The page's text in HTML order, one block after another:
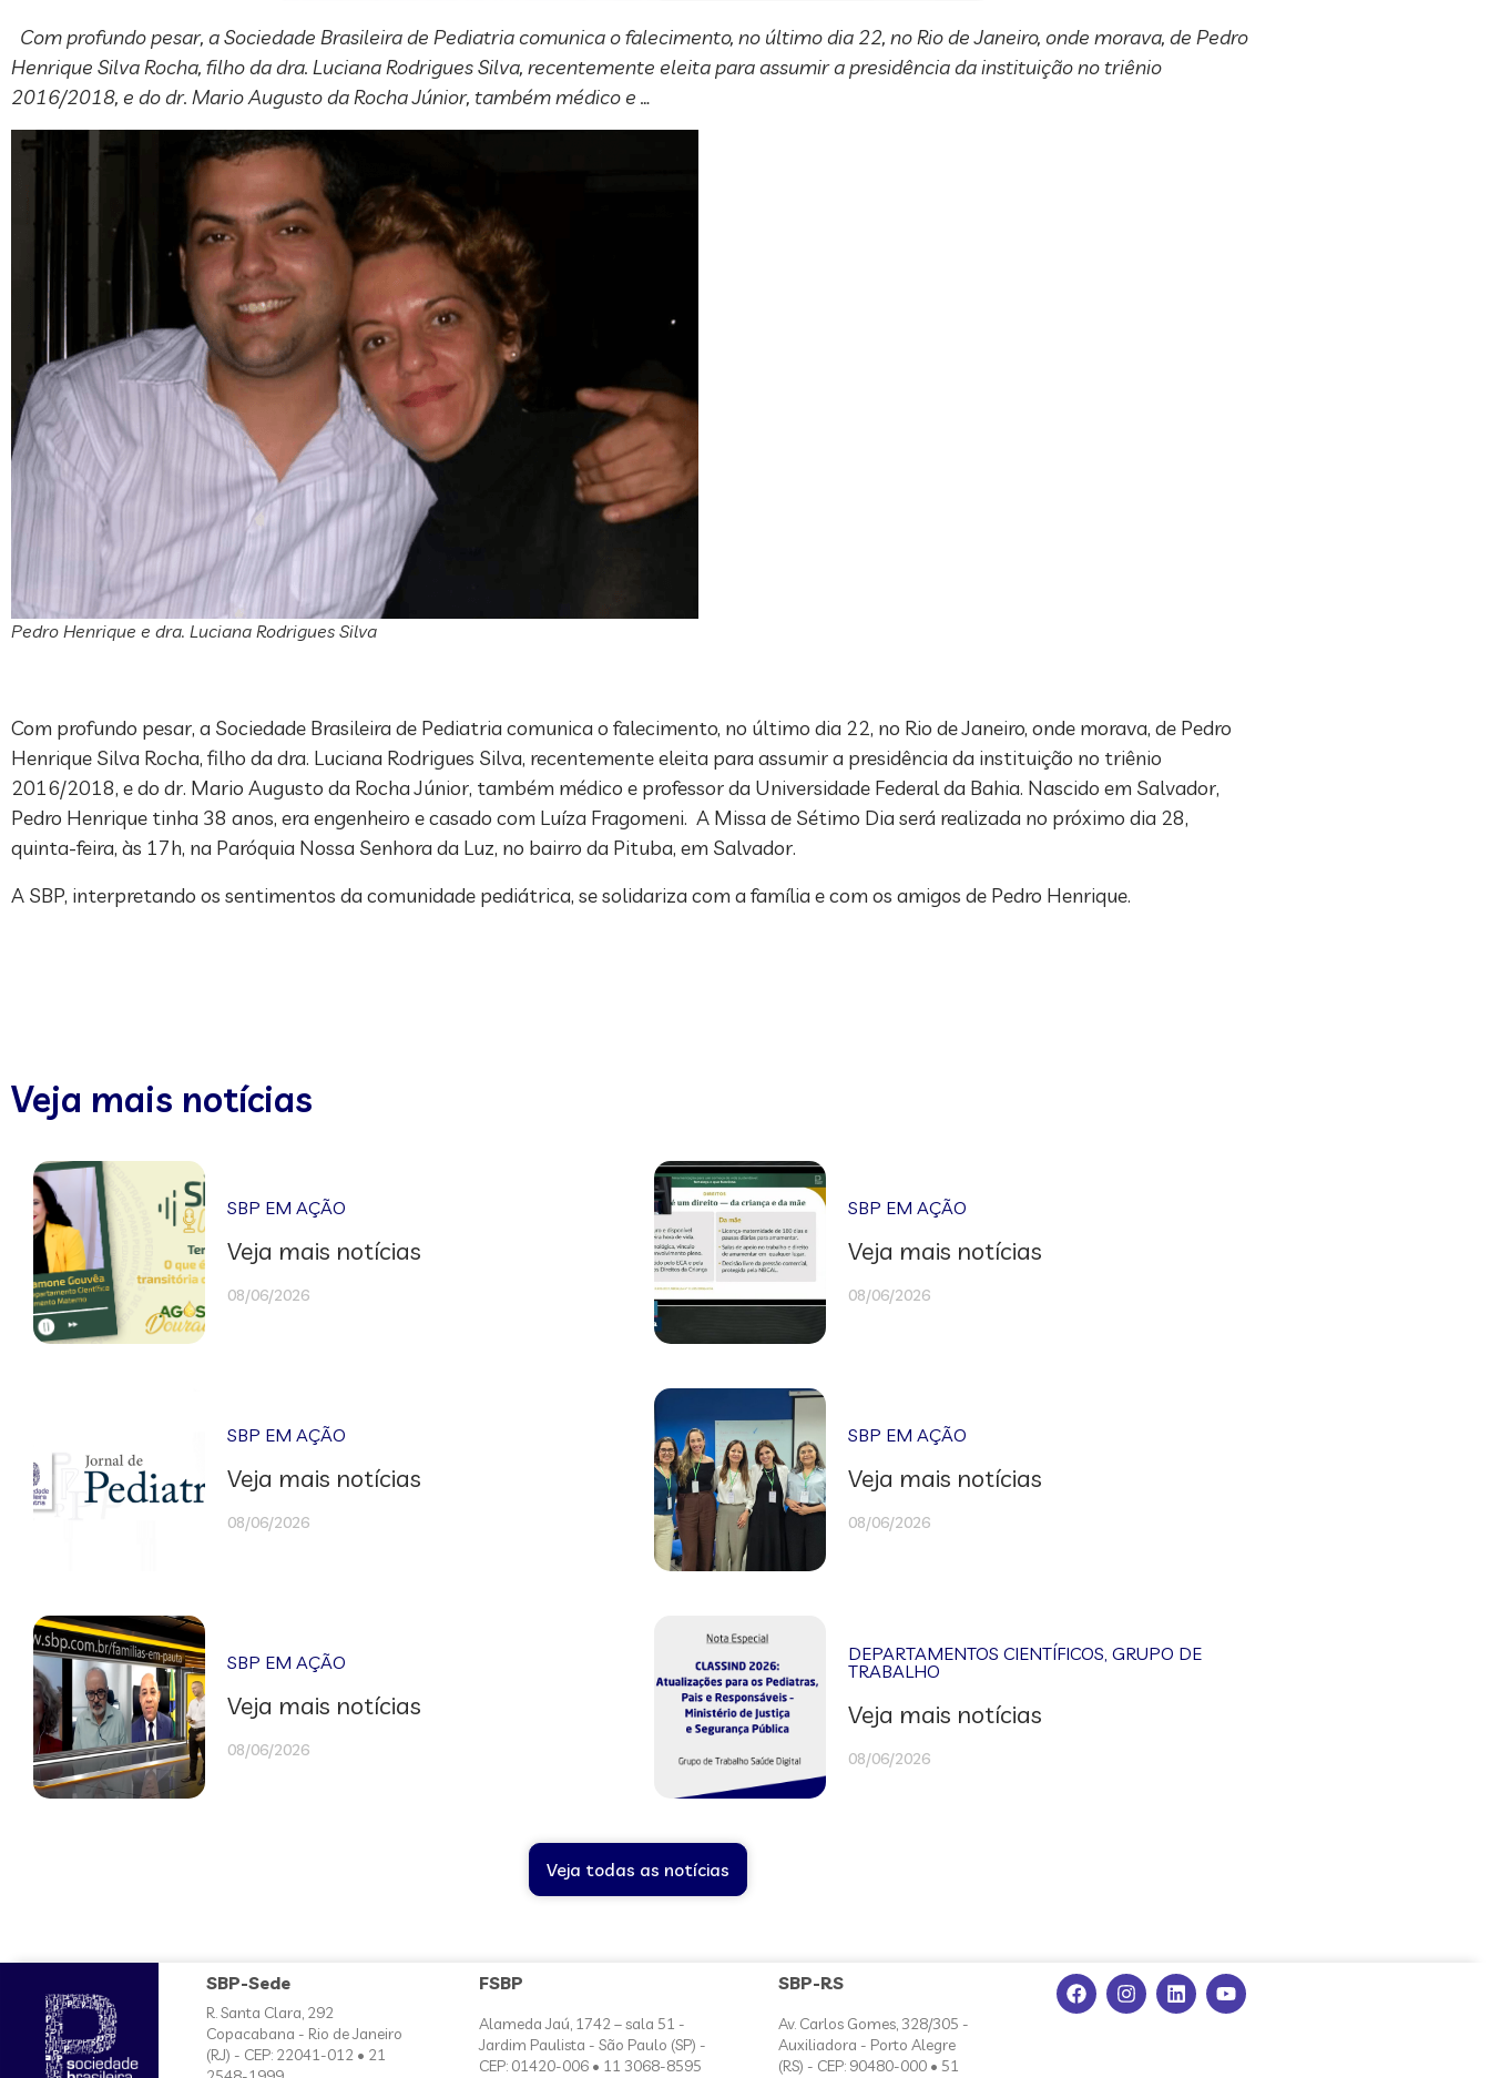
Com profundo pesar, a Sociedade Brasileira de Pediatria comunica o falecimento, no último dia 22, no Rio de Janeiro, onde morava, de Pedro
Henrique Silva Rocha, filho da dra. Luciana Rodrigues Silva, recentemente eleita para assumir a presidência da instituição no triênio
2016/2018, e do dr. Mario Augusto da Rocha Júnior, também médico e …
Pedro Henrique e dra. Luciana Rodrigues Silva
Com profundo pesar, a Sociedade Brasileira de Pediatria comunica o falecimento, no último dia 22, no Rio de Janeiro, onde morava, de Pedro
Henrique Silva Rocha, filho da dra. Luciana Rodrigues Silva, recentemente eleita para assumir a presidência da instituição no triênio
2016/2018, e do dr. Mario Augusto da Rocha Júnior, também médico e professor da Universidade Federal da Bahia. Nascido em Salvador,
Pedro Henrique tinha 38 anos, era engenheiro e casado com Luíza Fragomeni. A Missa de Sétimo Dia será realizada no próximo dia 28,
quinta-feira, às 17h, na Paróquia Nossa Senhora da Luz, no bairro da Pituba, em Salvador.
A SBP, interpretando os sentimentos da comunidade pediátrica, se solidariza com a família e com os amigos de Pedro Henrique.
Veja mais notícias
SBP EM AÇÃO
Veja mais notícias
08/06/2026
SBP EM AÇÃO
Veja mais notícias
08/06/2026
SBP EM AÇÃO
Veja mais notícias
08/06/2026
SBP EM AÇÃO
Veja mais notícias
08/06/2026
SBP EM AÇÃO
Veja mais notícias
08/06/2026
DEPARTAMENTOS CIENTÍFICOS ,GRUPO DE
TRABALHO
Veja mais notícias
08/06/2026
Veja todas as notícias
SBP-Sede
R. Santa Clara, 292
Copacabana - Rio de Janeiro
(RJ) - CEP: 22041-012 • 21
FSBP
Alameda Jaú, 1742 – sala 51 -
Jardim Paulista - São Paulo (SP) -
CEP: 01420-006 • 11 3068-8595
SBP-RS
Av. Carlos Gomes, 328/305 -
Auxiliadora - Porto Alegre
(RS) - CEP: 90480-000 • 51